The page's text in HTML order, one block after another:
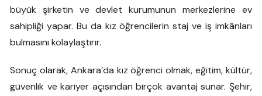
büyük şirketin ve devlet kurumunun merkezlerine ev
sahipliği yapar. Bu da kız öğrencilerin staj ve iş imkânları
bulmasını kolaylaştırır.
Sonuç olarak, Ankara’da kız öğrenci olmak, eğitim, kültür,
güvenlik ve kariyer açısından birçok avantaj sunar. Şehir,